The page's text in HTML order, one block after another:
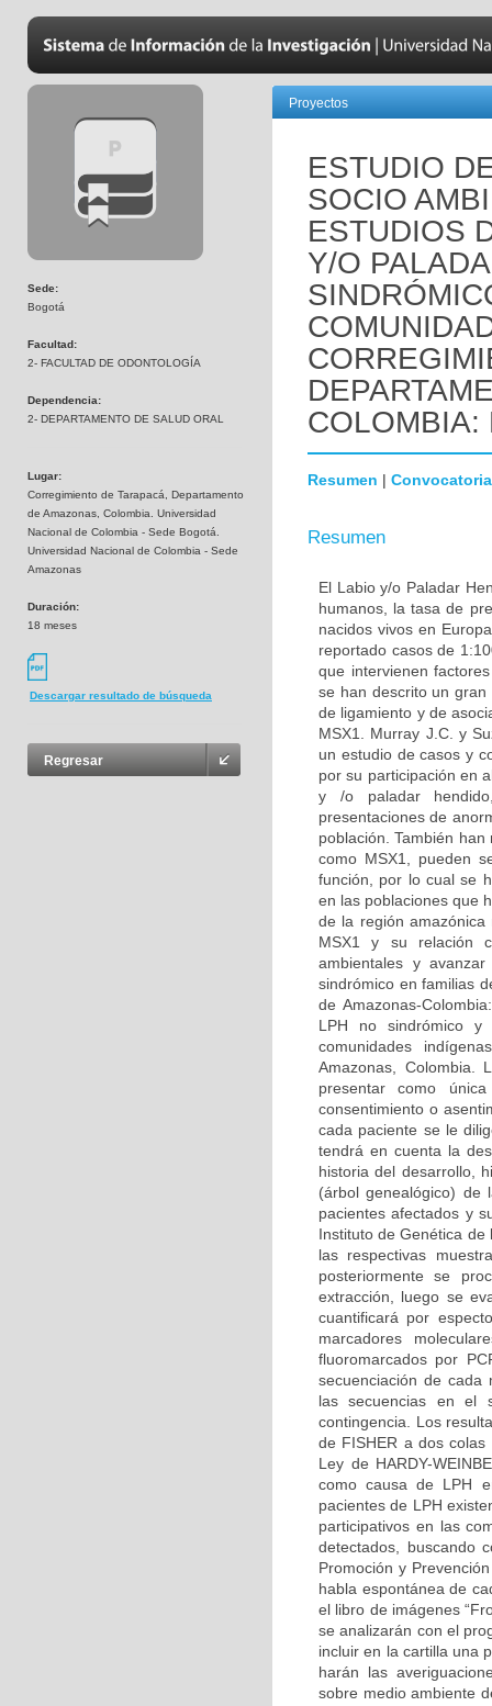
Sede:
Bogotá
Facultad:
2- FACULTAD DE ODONTOLOGÍA
Dependencia:
2- DEPARTAMENTO DE SALUD ORAL
Lugar:
Corregimiento de Tarapacá, Departamento
de Amazonas, Colombia. Universidad
Nacional de Colombia - Sede Bogotá.
Universidad Nacional de Colombia - Sede
Amazonas
Duración:
18 meses
Descargar resultado de búsqueda
Regresar
Proyectos
ESTUDIO
SOCIO
ESTUDIOS
Y/O
COLOMBIA:
Resumen | Convocatoria
Resumen
El Labio y/o Paladar
humanos, la tasa de
nacidos vivos en
reportado casos de
que intervienen
se han descrito un
de ligamiento y de
MSX1. Murray J.C. y
un estudio de casos y
por su participación en
y /o paladar
presentaciones de
población. También
como MSX1, pueden
función, por lo cual se
en las poblaciones que
de la región
MSX1 y su relación
ambientales y
sindrómico en familias
de Amazonas-
LPH no sindrómico
comunidades
Amazonas, Colombia.
presentar como
consentimiento o
cada paciente se le
tendrá en cuenta la
historia del desarrollo,
(árbol genealógico) de
pacientes afectados y
Instituto de Genética
las respectivas
posteriormente se
extracción, luego se
cuantificará por
marcadores
fluoromarcados por
secuenciación de cada
las secuencias en el
contingencia. Los
de FISHER a dos
Ley de HARDY-
como causa de LPH
pacientes de LPH
participativos en las
detectados, buscando
Promoción y
habla espontánea de
el libro de imágenes
se analizarán con el
incluir en la cartilla una
harán las
sobre medio ambiente